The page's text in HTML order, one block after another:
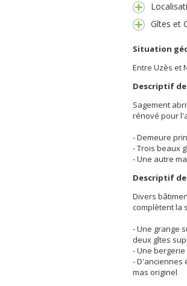
Gîtes et
Situation
Entre Uzès et
Descriptif
Sagement
rénové pour
- Demeure
- Trois beaux
- Une autre
Descriptif
Divers
complètent la
- Une grange
deux gîtes
- Une
- D'anciennes
mas originel